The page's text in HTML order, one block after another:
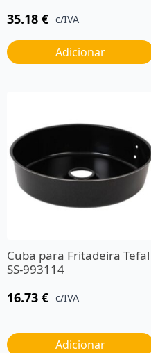
35.18 € c/IVA
Adicionar
Cuba para Fritadeira Tefal
SS-993114
16.73 € c/IVA
Adicionar